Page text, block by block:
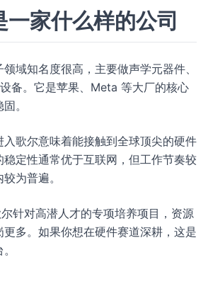
家什么样的公司
域知名度很高，主要做声学元器件、
备。它是苹果、Meta 等大厂的核心
。
歌尔意味着能接触到全球顶尖的硬件
定性通常优于互联网，但工作节奏较
为普遍。
针对高潜人才的专项培养项目，资源
多。如果你想在硬件赛道深耕，这是